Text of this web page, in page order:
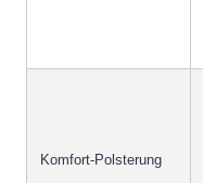
Komfort-Polsterung